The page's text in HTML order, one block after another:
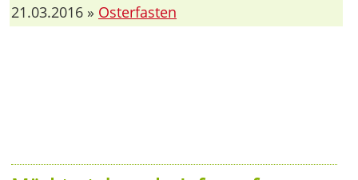
21.03.2016 » Osterfasten